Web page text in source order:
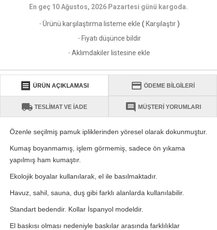
En geç 10 Ağustos, 2026 Pazartesi günü kargoda.
· Ürünü karşılaştırma listeme ekle ( Karşılaştır)
· Fiyatı düşünce bildir
· Aklımdakiler listesine ekle
receipt ÜRÜN AÇIKLAMASI credit_card ÖDEME BİLGİLERİ
local_shipping TESLİMAT VE İADE comment MÜŞTERİ YORUMLARI
Özenle seçilmiş pamuk ipliklerinden yöresel olarak dokunmuştur.
Kumaş boyanmamış, işlem görmemiş, sadece ön yıkama
yapılmış ham kumaştır.
Ekolojik boyalar kullanılarak, el ile basılmaktadır.
Havuz, sahil, sauna, duş gibi farklı alanlarda kullanılabilir.
Standart bedendir. Kollar İspanyol modeldir.
El baskısı olması nedeniyle baskılar arasında farklılıklar